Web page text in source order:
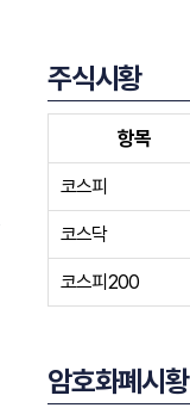
주식시황
항목
코스피
코스닥
코스피200
암호화폐시황